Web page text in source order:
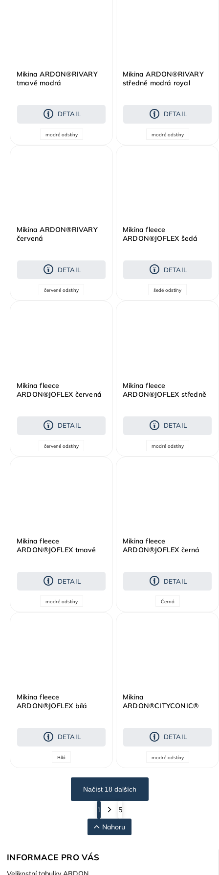
Mikina ARDON®RIVARY
tmavě modrá
DETAIL
modré odstíny
Mikina ARDON®RIVARY
středně modrá royal
DETAIL
modré odstíny
Mikina ARDON®RIVARY
červená
DETAIL
červené odstíny
Mikina fleece
ARDON®JOFLEX šedá
DETAIL
šedé odstíny
Mikina fleece
ARDON®JOFLEX červená
DETAIL
červené odstíny
Mikina fleece
ARDON®JOFLEX středně
DETAIL
modré odstíny
Mikina fleece
ARDON®JOFLEX tmavě
DETAIL
modré odstíny
Mikina fleece
ARDON®JOFLEX černá
DETAIL
Černá
Mikina fleece
ARDON®JOFLEX bílá
DETAIL
Bílá
Mikina
ARDON®CITYCONIC®
DETAIL
modré odstíny
Načíst 18 dalších
1
5
Nahoru
INFORMACE PRO VÁS